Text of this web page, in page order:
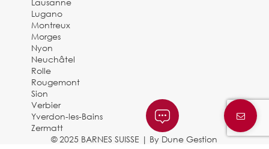
Lausanne
Lugano
Montreux
Morges
Nyon
Neuchâtel
Rolle
Rougemont
Sion
Verbier
Yverdon-les-Bains
Zermatt
© 2025 BARNES SUISSE | By Dune Gestion